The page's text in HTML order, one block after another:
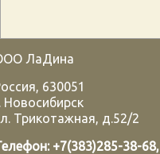
ЛаДина
, 630051
Новосибирск
Трикотажная, д.52/2
+7(383)285-38-68,